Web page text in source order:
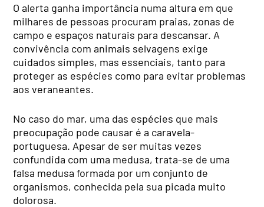
O alerta ganha importância numa altura em que
milhares de pessoas procuram praias, zonas de
campo e espaços naturais para descansar. A
convivência com animais selvagens exige
cuidados simples, mas essenciais, tanto para
proteger as espécies como para evitar problemas
aos veraneantes.
No caso do mar, uma das espécies que mais
preocupação pode causar é a caravela-
portuguesa. Apesar de ser muitas vezes
confundida com uma medusa, trata-se de uma
falsa medusa formada por um conjunto de
organismos, conhecida pela sua picada muito
dolorosa.